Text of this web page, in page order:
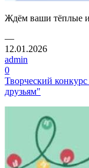
Ждём ваши тёплые
—
12.01.2026
admin
0
Творческий
друзьям"